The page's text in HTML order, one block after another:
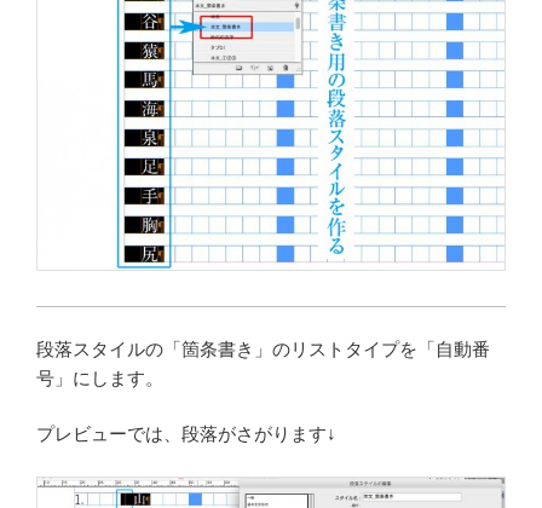
段落スタイルの「箇条書き」のリストタイプを「自動番
号」にします。
プレビューでは、段落がさがります↓